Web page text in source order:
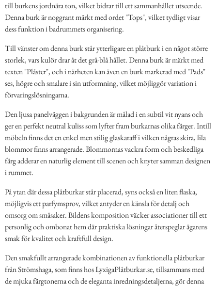
till burkens jordnära ton, vilket bidrar till ett sammanhållet utseende.
Denna burk är noggrant märkt med ordet "Tops", vilket tydligt visar
dess funktion i badrummets organisering.
Till vänster om denna burk står ytterligare en plåtburk i en något större
storlek, vars kulör drar åt det grå-blå hållet. Denna burk är märkt med
texten "Plåster", och i närheten kan även en burk markerad med "Pads"
ses, högre och smalare i sin utformning, vilket möjliggör variation i
förvaringslösningarna.
Den ljusa panelväggen i bakgrunden är målad i en subtil vit nyans och
ger en perfekt neutral kuliss som lyfter fram burkarnas olika färger. Intill
möbeln finns det en enkel men stilig glaskaraff i vilken någras skira, lila
blommor finns arrangerade. Blommornas vackra form och beskedliga
färg adderar en naturlig element till scenen och knyter samman designen
i rummet.
På ytan där dessa plåtburkar står placerad, syns också en liten flaska,
möjligvis ett parfymsprov, vilket antyder en känsla för detalj och
omsorg om småsaker. Bildens komposition väcker associationer till ett
personlig och ombonat hem där praktiska lösningar återspeglar ägarens
smak för kvalitet och kraftfull design.
Den smakfullt arrangerade kombinationen av funktionella plåtburkar
från Strömshaga, som finns hos LyxigaPlåtburkar.se, tillsammans med
de mjuka färgtonerna och de eleganta inredningsdetaljerna, gör denna